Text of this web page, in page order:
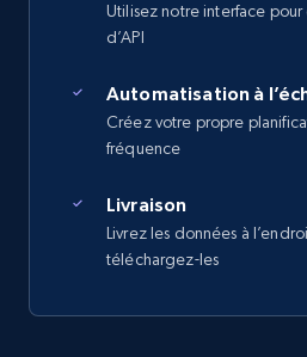
Utilisez notre interface
d’API
Automatisation à
Créez votre propre
fréquence
Livraison
Livrez les données à
téléchargez-les